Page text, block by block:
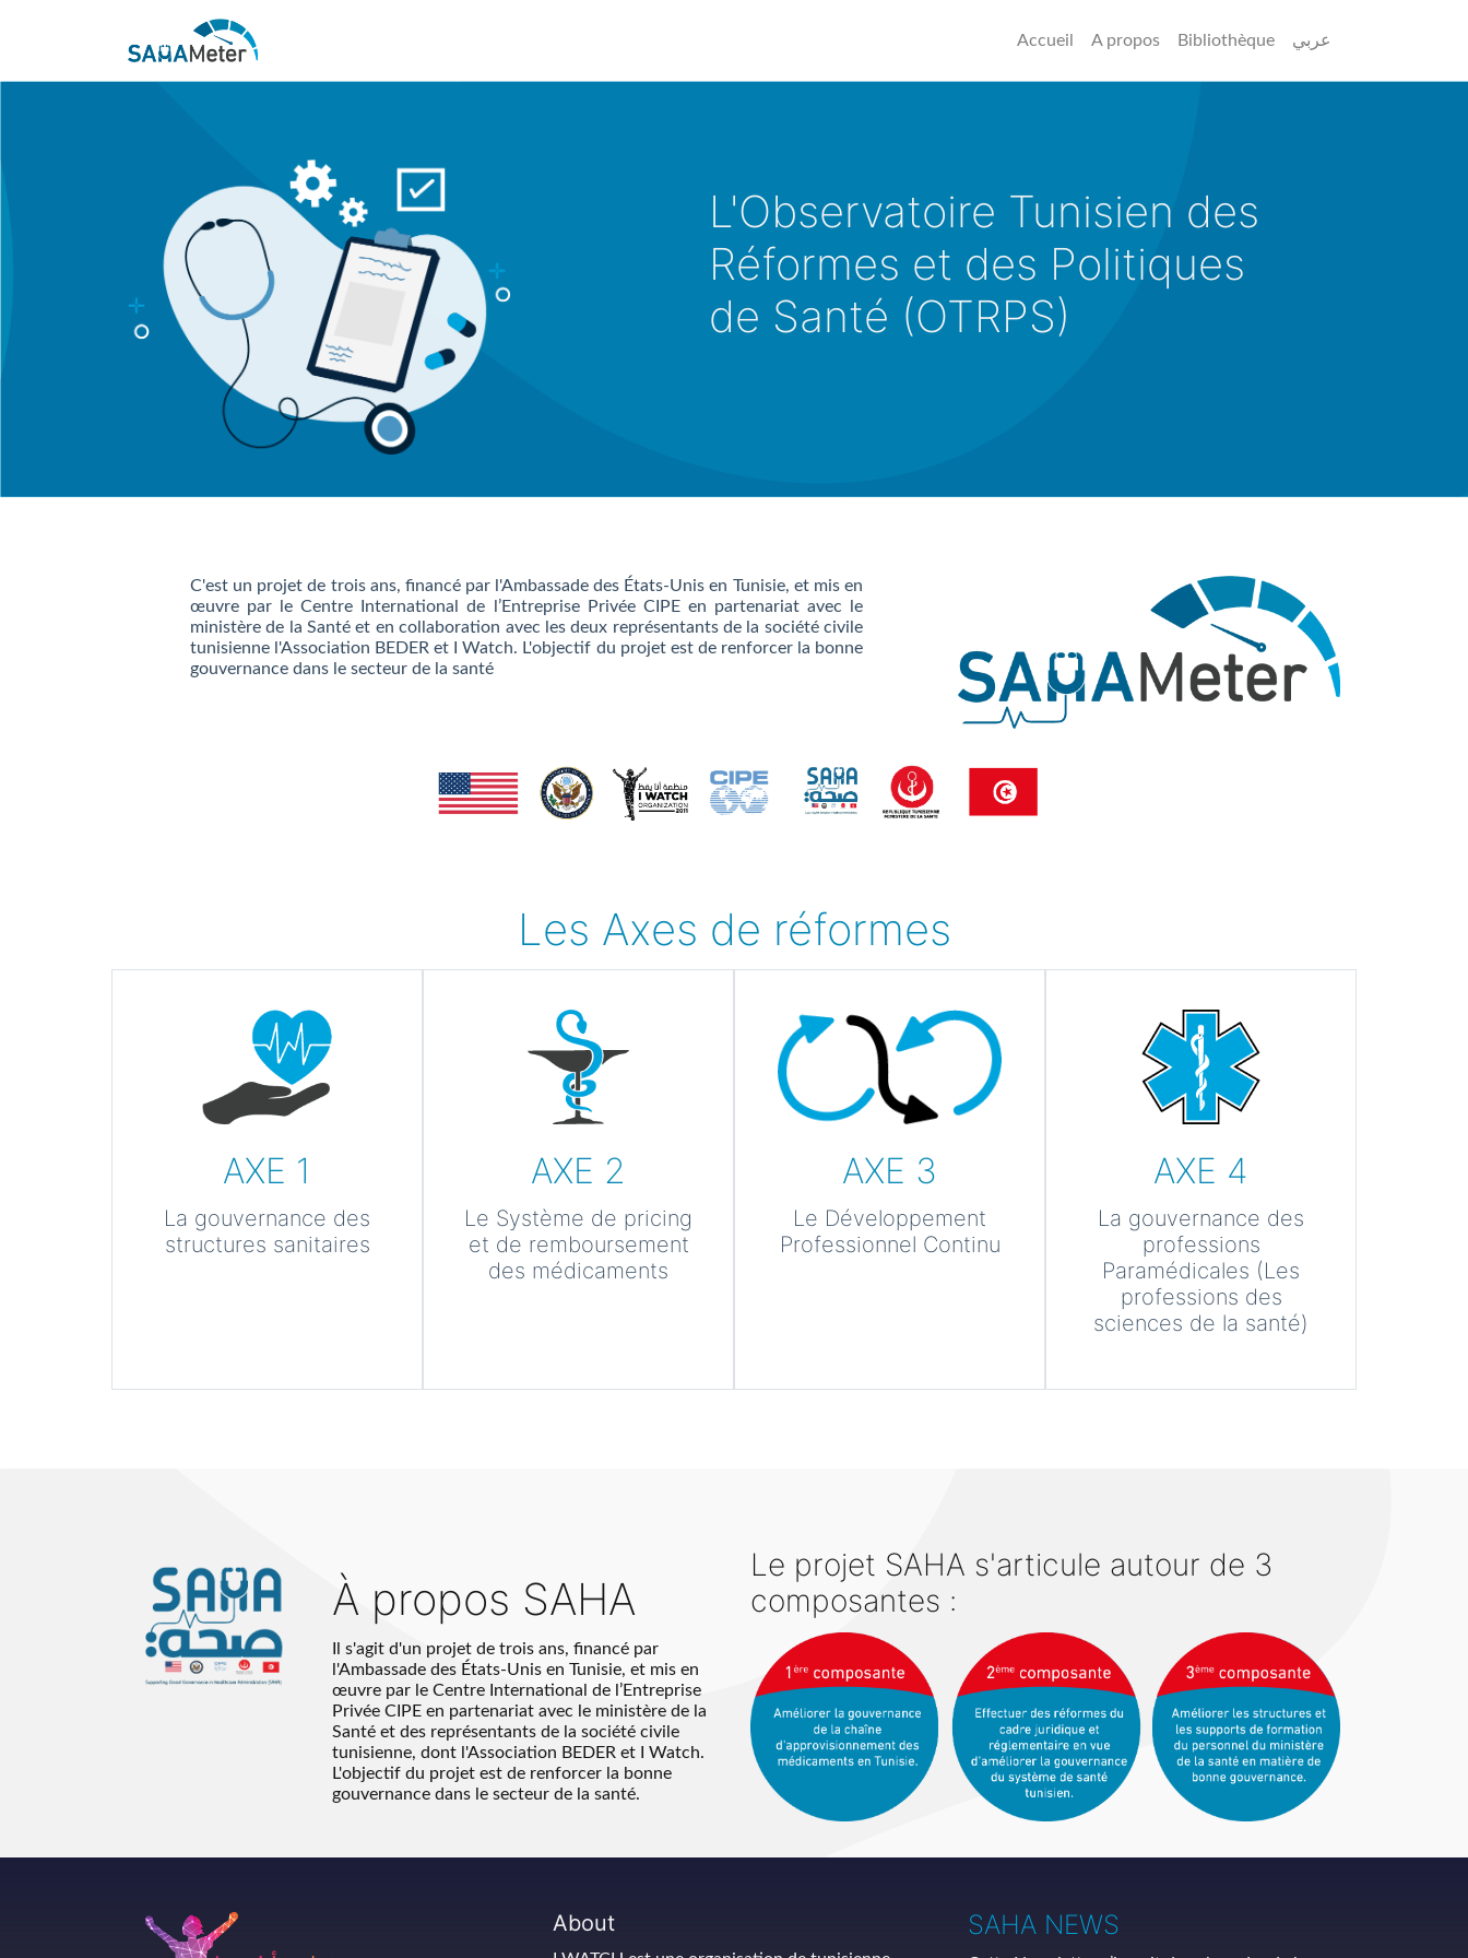
Accueil A propos Bibliothèque عربي
L'Observatoire Tunisien des
Réformes et des Politiques
de Santé (OTRPS)
C'est un projet de trois ans, financé par l'Ambassade des États-Unis en Tunisie, et mis en
œuvre par le Centre International de l’Entreprise Privée CIPE en partenariat avec le
ministère de la Santé et en collaboration avec les deux représentants de la société civile
tunisienne l'Association BEDER et I Watch. L'objectif du projet est de renforcer la bonne
gouvernance dans le secteur de la santé
Les Axes de réformes
AXE 1
La gouvernance des
structures sanitaires
AXE 2
Le Système de pricing
et de remboursement
des médicaments
AXE 3
Le Développement
Professionnel Continu
AXE 4
La gouvernance des
professions
Paramédicales (Les
professions des
sciences de la santé)
À propos SAHA
Il s'agit d'un projet de trois ans, financé par
l'Ambassade des États-Unis en Tunisie, et mis en
œuvre par le Centre International de l’Entreprise
Privée CIPE en partenariat avec le ministère de la
Santé et des représentants de la société civile
tunisienne, dont l'Association BEDER et I Watch.
L'objectif du projet est de renforcer la bonne
gouvernance dans le secteur de la santé.
Le projet SAHA s'articule autour de 3
composantes :
About SAHA NEWS